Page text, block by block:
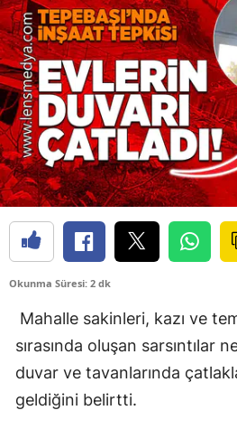
Okunma Süresi: 2 dk
Mahalle sakinleri, kazı ve
sırasında oluşan sarsıntılar
duvar ve tavanlarında
geldiğini belirtti.